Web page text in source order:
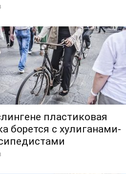
пластиковая
борется с хулиганами-